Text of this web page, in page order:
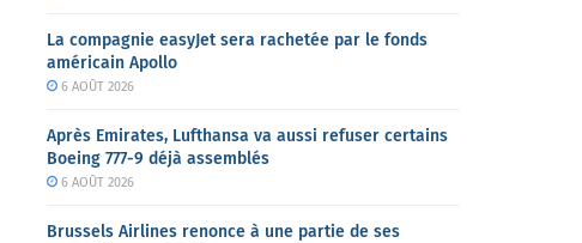
La compagnie easyJet sera rachetée par le fonds
américain Apollo
6 AOÛT 2026
Après Emirates, Lufthansa va aussi refuser certains
Boeing 777-9 déjà assemblés
6 AOÛT 2026
Brussels Airlines renonce à une partie de ses